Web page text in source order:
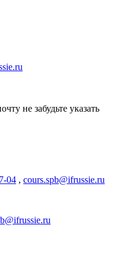
не забудьте указать
04 , cours.spb@ifrussie.ru